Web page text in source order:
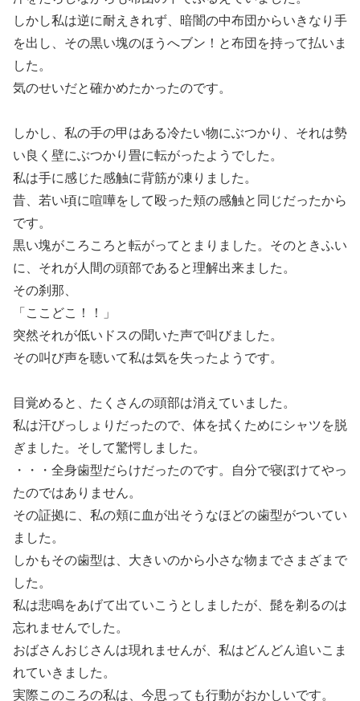
しかし私は逆に耐えきれず、暗闇の中布団からいきなり手
を出し、その黒い塊のほうへブン！と布団を持って払いま
した。
気のせいだと確かめたかったのです。
しかし、私の手の甲はある冷たい物にぶつかり、それは勢
い良く壁にぶつかり畳に転がったようでした。
私は手に感じた感触に背筋が凍りました。
昔、若い頃に喧嘩をして殴った頬の感触と同じだったから
です。
黒い塊がころころと転がってとまりました。そのときふい
に、それが人間の頭部であると理解出来ました。
その刹那、
「ここどこ！！」
突然それが低いドスの聞いた声で叫びました。
その叫び声を聴いて私は気を失ったようです。
目覚めると、たくさんの頭部は消えていました。
私は汗びっしょりだったので、体を拭くためにシャツを脱
ぎました。そして驚愕しました。
・・・全身歯型だらけだったのです。自分で寝ぼけてやっ
たのではありません。
その証拠に、私の頬に血が出そうなほどの歯型がついてい
ました。
しかもその歯型は、大きいのから小さな物までさまざまで
した。
私は悲鳴をあげて出ていこうとしましたが、髭を剃るのは
忘れませんでした。
おばさんおじさんは現れませんが、私はどんどん追いこま
れていきました。
実際このころの私は、今思っても行動がおかしいです。